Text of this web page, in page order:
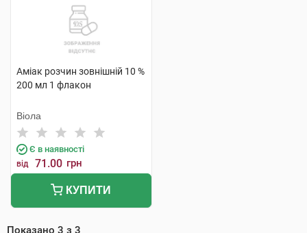
Аміак розчин зовнішній 10 %
200 мл 1 флакон
Віола
Є в наявності
від 71.00 грн
КУПИТИ
Показано 3 з 3